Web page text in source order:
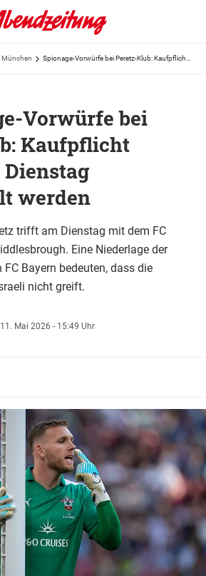
München
Vorwürfe bei
Kaufpflicht
werden
trifft am Dienstag mit dem FC
Eine Niederlage der
Bayern bedeuten, dass die
nicht greift.
11. Mai 2026 - 15:49 Uhr